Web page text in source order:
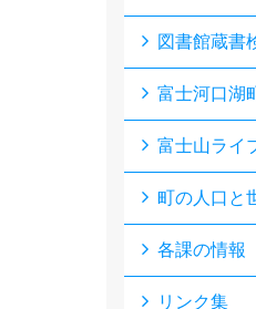
図書館蔵書
富士河口湖
富士山ライ
町の人口と
各課の情報
リンク集